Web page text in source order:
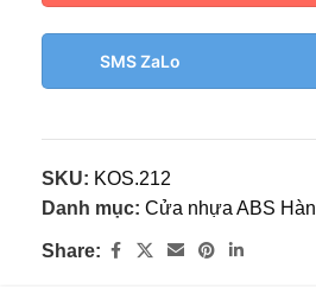
SMS ZaLo
SKU: KOS.212
Danh mục: Cửa nhựa ABS
Share: